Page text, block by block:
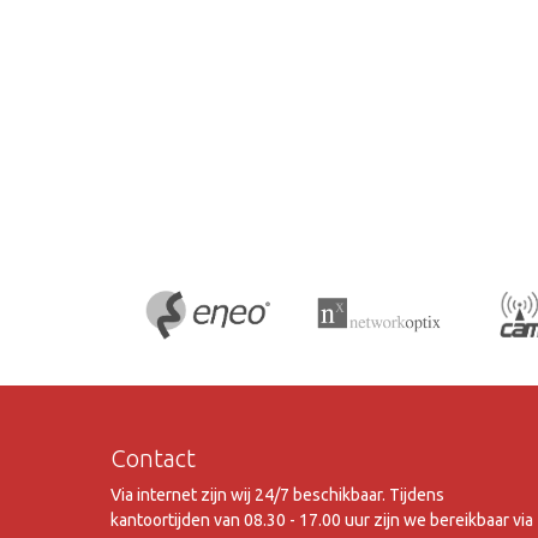
Contact
Via internet zijn wij 24/7 beschikbaar. Tijdens
kantoortijden van 08.30 - 17.00 uur zijn we bereikbaar via